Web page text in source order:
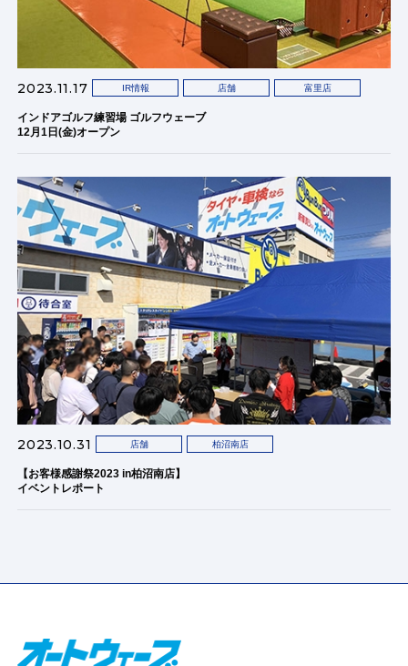
2023.11.17 IR情報 店舗 富里店
インドアゴルフ練習場 ゴルフウェーブ
12月1日(金)オープン
2023.10.31 店舗 柏沼南店
【お客様感謝祭2023 in柏沼南店】
イベントレポート